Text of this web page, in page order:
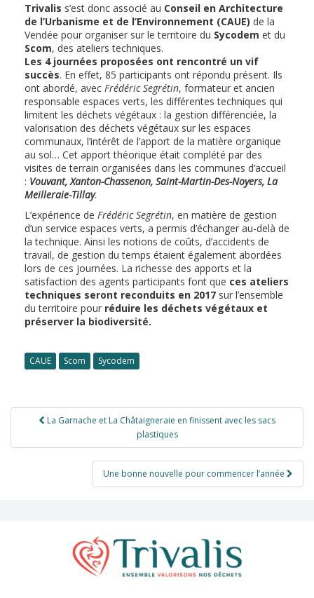
Trivalis s’est donc associé au Conseil en Architecture
de l’Urbanisme et de l’Environnement (CAUE) de la
Vendée pour organiser sur le territoire du Sycodem et du
Scom, des ateliers techniques.
Les 4 journées proposées ont rencontré un vif
succès. En effet, 85 participants ont répondu présent. Ils
ont abordé, avec Frédéric Segrétin, formateur et ancien
responsable espaces verts, les différentes techniques qui
limitent les déchets végétaux : la gestion différenciée, la
valorisation des déchets végétaux sur les espaces
communaux, l’intérêt de l’apport de la matière organique
au sol… Cet apport théorique était complété par des
visites de terrain organisées dans les communes d’accueil
: Vouvant, Xanton-Chassenon, Saint-Martin-Des-Noyers, La
Meilleraie-Tillay.
L’expérience de Frédéric Segrétin, en matière de gestion
d’un service espaces verts, a permis d’échanger au-delà de
la technique. Ainsi les notions de coûts, d’accidents de
travail, de gestion du temps étaient également abordées
lors de ces journées. La richesse des apports et la
satisfaction des agents participants font que ces ateliers
techniques seront reconduits en 2017 sur l’ensemble
du territoire pour réduire les déchets végétaux et
préserver la biodiversité.
CAUE Scom Sycodem
Navigation
l’article
La Garnache et La Châtaigneraie en finissent avec les sacs
plastiques
Une bonne nouvelle pour commencer l’année